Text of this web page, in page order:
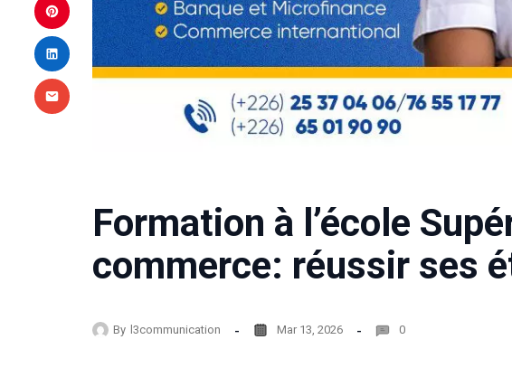
Formation à l’école
commerce: réussir ses
By l3communication Mar 13, 2026 0